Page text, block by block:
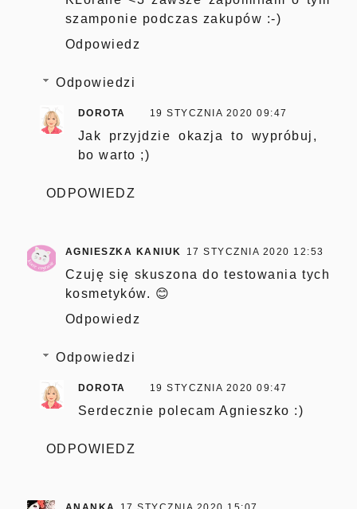
szamponie podczas zakupów :-)
Odpowiedz
Odpowiedzi
DOROTA 19 STYCZNIA 2020 09:47
Jak przyjdzie okazja to wypróbuj,
bo warto ;)
ODPOWIEDZ
AGNIESZKA KANIUK 17 STYCZNIA 2020 12:53
Czuję się skuszona do testowania tych
kosmetyków. 😊
Odpowiedz
Odpowiedzi
DOROTA 19 STYCZNIA 2020 09:47
Serdecznie polecam Agnieszko :)
ODPOWIEDZ